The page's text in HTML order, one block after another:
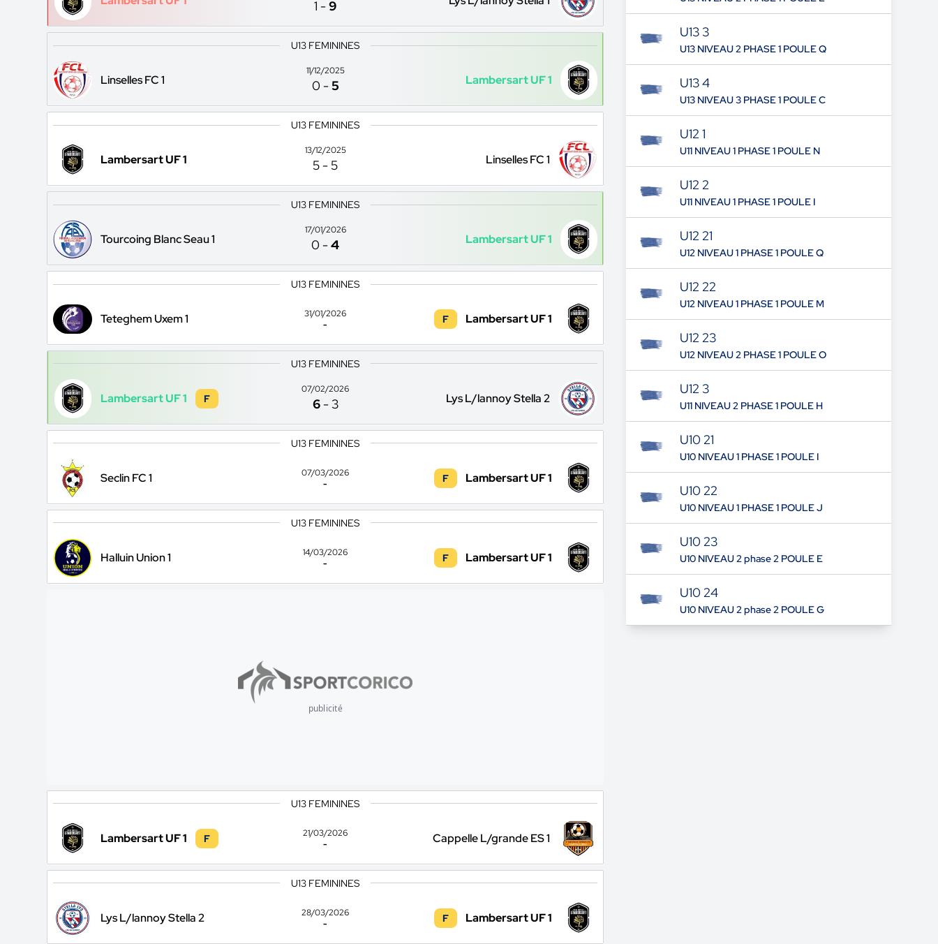
1 -9
U13 FEMININES
Linselles FC 1
11/12/2025
0 -5 Lambersart UF 1
U13 FEMININES
Lambersart UF 1
13/12/2025
5 - 5 Linselles FC 1
U13 FEMININES
Tourcoing Blanc Seau 1
17/01/2026
0 -4 Lambersart UF 1
U13 FEMININES
Teteghem Uxem 1
31/01/2026
-
F Lambersart UF 1
U13 FEMININES
Lambersart UF 1 F
07/02/2026
6 - 3 Lys L/lannoy Stella 2
U13 FEMININES
Seclin FC 1
07/03/2026
-
F Lambersart UF 1
U13 FEMININES
Halluin Union 1
14/03/2026
-
F Lambersart UF 1
publicité
U13 FEMININES
Lambersart UF 1 F
21/03/2026
-
Cappelle L/grande ES 1
U13 FEMININES
Lys L/lannoy Stella 2
28/03/2026
-
F Lambersart UF 1
U13 3
U13 NIVEAU 2 PHASE 1 POULE Q
U13 4
U13 NIVEAU 3 PHASE 1 POULE C
U12 1
U11 NIVEAU 1 PHASE 1 POULE N
U12 2
U11 NIVEAU 1 PHASE 1 POULE I
U12 21
U12 NIVEAU 1 PHASE 1 POULE Q
U12 22
U12 NIVEAU 1 PHASE 1 POULE M
U12 23
U12 NIVEAU 2 PHASE 1 POULE O
U12 3
U11 NIVEAU 2 PHASE 1 POULE H
U10 21
U10 NIVEAU 1 PHASE 1 POULE I
U10 22
U10 NIVEAU 1 PHASE 1 POULE J
U10 23
U10 NIVEAU 2 phase 2 POULE E
U10 24
U10 NIVEAU 2 phase 2 POULE G